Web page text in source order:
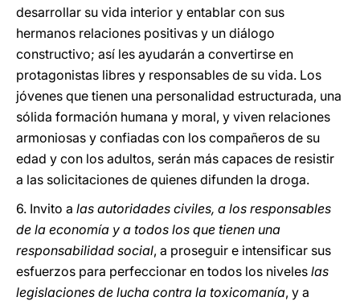
desarrollar su vida interior y entablar con sus
hermanos relaciones positivas y un diálogo
constructivo; así les ayudarán a convertirse en
protagonistas libres y responsables de su vida. Los
jóvenes que tienen una personalidad estructurada, una
sólida formación humana y moral, y viven relaciones
armoniosas y confiadas con los compañeros de su
edad y con los adultos, serán más capaces de resistir
a las solicitaciones de quienes difunden la droga.
6. Invito a las autoridades civiles, a los responsables
de la economía y a todos los que tienen una
responsabilidad social, a proseguir e intensificar sus
esfuerzos para perfeccionar en todos los niveles las
legislaciones de lucha contra la toxicomanía, y a